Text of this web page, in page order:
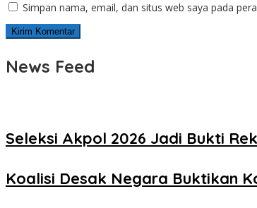
Simpan nama, email, dan situs web saya pada
News Feed
Seleksi Akpol 2026 Jadi Bukti
Koalisi Desak Negara Buktikan